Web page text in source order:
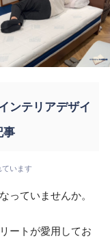
ンテリアデザイ
事
います
っていませんか。
ートが愛用してお